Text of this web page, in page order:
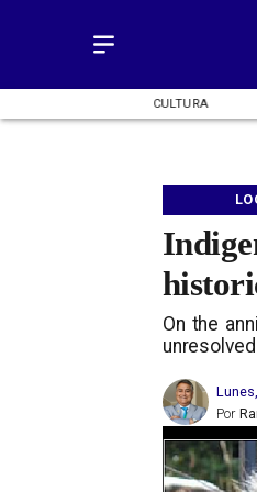
CULTURA
On the
Por